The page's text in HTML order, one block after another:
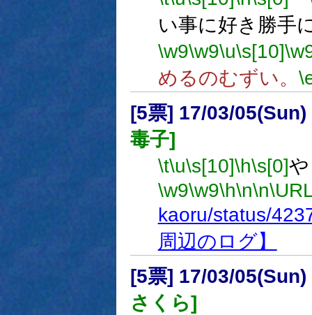
い事に好き勝手
\w9\w9\u\s[10]
めるのむずい。
[5票] 17/03/
毒子]
\t\u\s[10]\h\s[0]
\w9\w9\h\n\n
kaoru/status/
周辺のログ】
[5票] 17/03/
さくら]